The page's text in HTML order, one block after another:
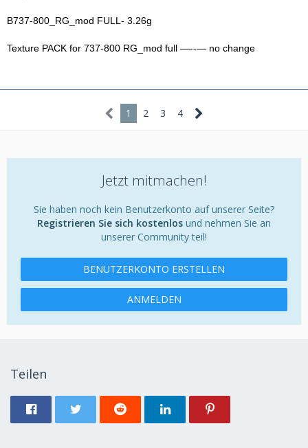
B737-800_RG_mod FULL- 3.26g
Texture PACK for 737-800 RG_mod full —--— no change
1 2 3 4
Jetzt mitmachen!
Sie haben noch kein Benutzerkonto auf unserer Seite?
Registrieren Sie sich kostenlos und nehmen Sie an
unserer Community teil!
BENUTZERKONTO ERSTELLEN
ANMELDEN
Teilen